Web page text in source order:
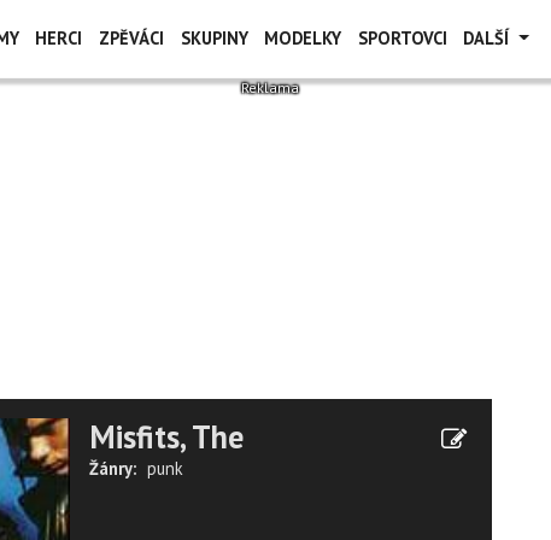
HERCI ZPĚVÁCI SKUPINY MODELKY SPORTOVCI DALŠÍ
Misfits, The
Žánry: punk